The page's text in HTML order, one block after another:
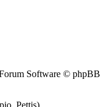
Software © phpBB